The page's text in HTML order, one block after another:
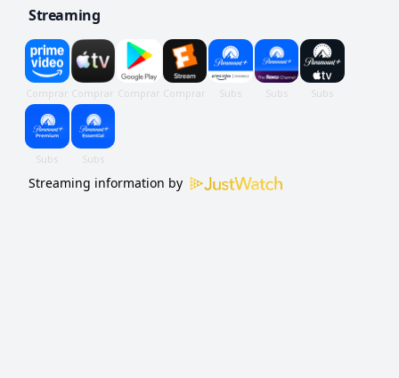
desenvolvimento pessoal com resgates
médicos de alto risco.
Streaming
Streaming information by